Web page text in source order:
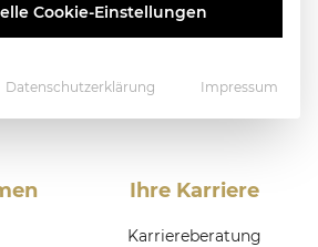
Ihre Karriere
Karriereberatung
Cookie-Einstellungen
Datenschutzerklärung Impressum